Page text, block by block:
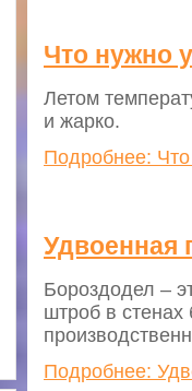
Что нужно
Летом
и жарко.
Подробнее: Что
Удвоенная
Бороздодел –
штроб в стенах
Подробнее: